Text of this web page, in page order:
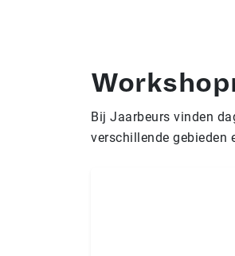
Bij Jaarbeurs vinden
verschillende gebieden